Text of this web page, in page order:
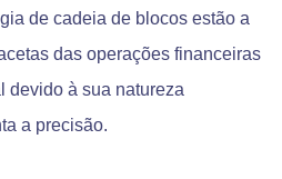
de cadeia de blocos estão a
das operações financeiras
devido à sua natureza
a precisão.